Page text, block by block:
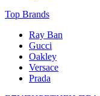
Top Brands
Ray Ban
Gucci
Oakley
Versace
Prada